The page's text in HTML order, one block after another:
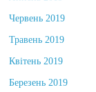
Червень 2019
Травень 2019
Квітень 2019
Березень 2019